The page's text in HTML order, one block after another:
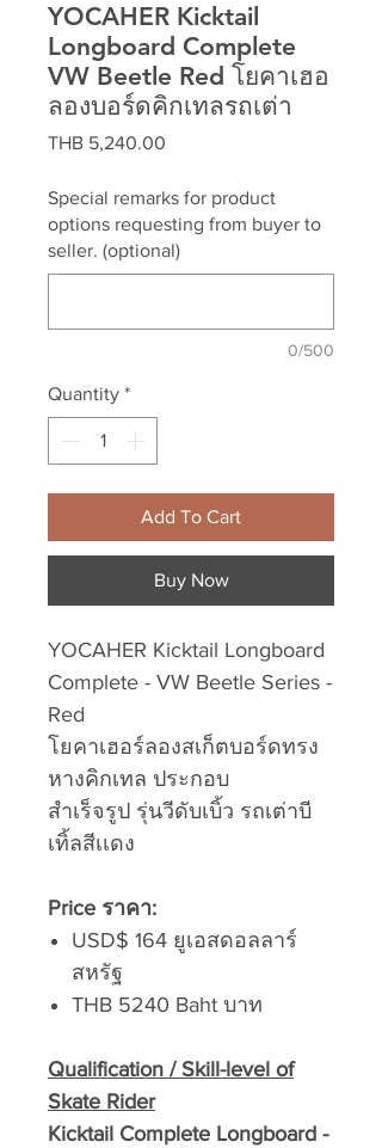
YOCAHER Kicktail
Longboard Complete
VW Beetle Red โยคาเฮอ
ลองบอร์ดคิกเทลรถเต่า
THB 5,240.00
Special remarks for product
options requesting from buyer to
seller. (optional)
0/500
Quantity *
Add To Cart
Buy Now
YOCAHER Kicktail Longboard
Complete - VW Beetle Series -
Red
โยคาเฮอร์ลองสเก็ตบอร์ดทรง
หางคิกเทล ประกอบ
สำเร็จรูป รุ่นวีดับเบิ้ว รถเต่าบี
เทิ้ลสีเเดง
Price ราคา:
USD$ 164 ยูเอสดอลลาร์
สหรัฐ
THB 5240 Baht บาท
Qualification / Skill-level of
Skate Rider
Kicktail Complete Longboard -